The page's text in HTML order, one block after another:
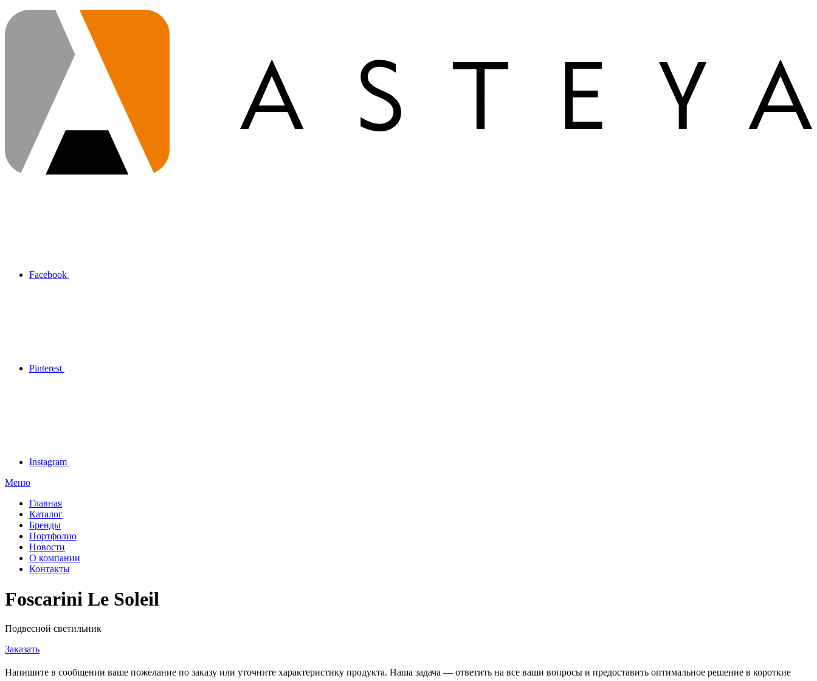
Facebook
Pinterest
Instagram
Меню
Главная
Каталог
Бренды
Портфолио
Новости
О компании
Контакты
Foscarini Le Soleil
Подвесной светильник
Заказать
Напишите в сообщении ваше пожелание по заказу или уточните характеристику продукта. Наша задача — ответить на все ваши вопросы и предоставить оптимальное решение в короткие